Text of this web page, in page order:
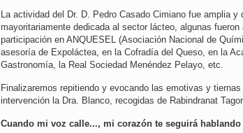
La actividad del Dr. D. Pedro Casado Cimiano fue amplia y
mayoritariamente dedicada al sector lácteo, algunas
participación en ANQUESEL (Asociación Nacional de
asesoría de Expoláctea, en la Cofradía del Queso, en la
Gastronomía, la Real Sociedad Menéndez Pelayo, etc.
Finalizaremos repitiendo y evocando las emotivas y
intervención la Dra. Blanco, recogidas de Rabindranat
Cuando mi voz calle..., mi corazón te seguirá hablando